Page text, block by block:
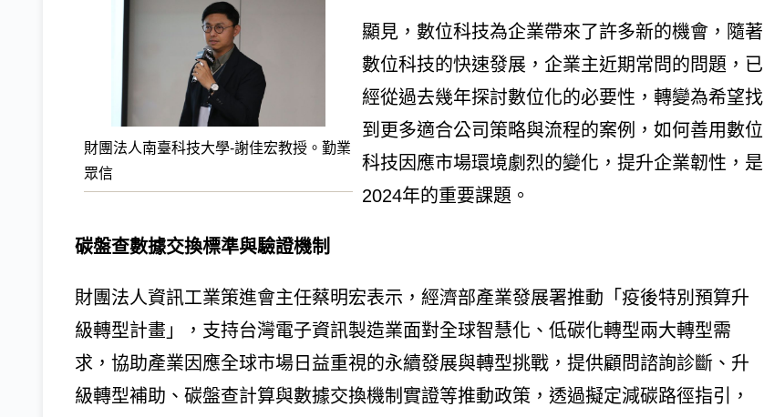
財團法人南臺科技大學-謝佳宏教授。勤業
眾信
顯見，數位科技為企業帶來了許多新的機會，隨著
數位科技的快速發展，企業主近期常問的問題，已
經從過去幾年探討數位化的必要性，轉變為希望找
到更多適合公司策略與流程的案例，如何善用數位
科技因應市場環境劇烈的變化，提升企業韌性，是
2024年的重要課題。
碳盤查數據交換標準與驗證機制
財團法人資訊工業策進會主任蔡明宏表示，經濟部產業發展署推動「疫後特別預算升
級轉型計畫」，支持台灣電子資訊製造業面對全球智慧化、低碳化轉型兩大轉型需
求，協助產業因應全球市場日益重視的永續發展與轉型挑戰，提供顧問諮詢診斷、升
級轉型補助、碳盤查計算與數據交換機制實證等推動政策，透過擬定減碳路徑指引，